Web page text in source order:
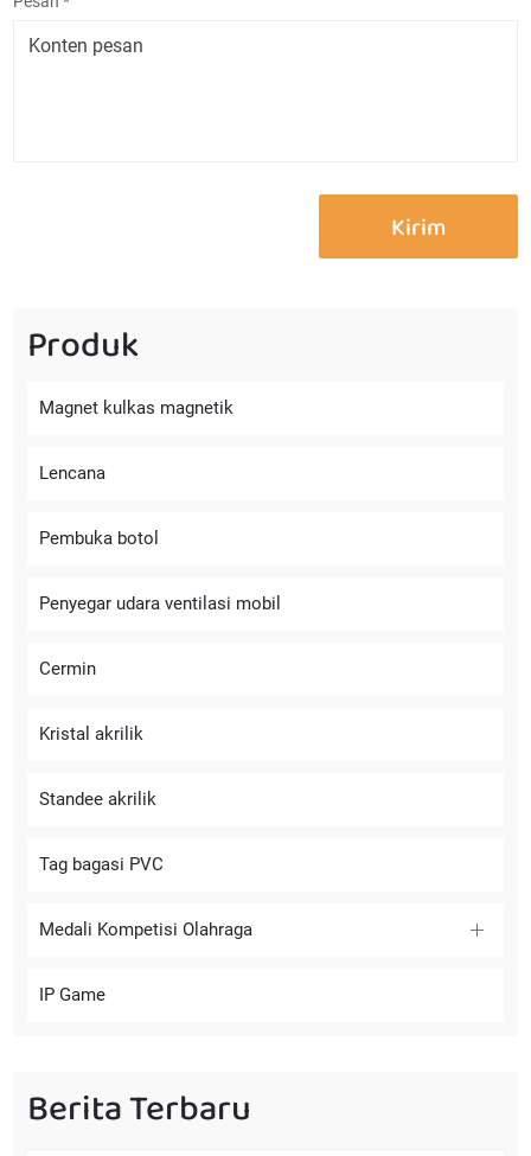
Produk
Magnet kulkas magnetik
Lencana
Pembuka botol
Penyegar udara ventilasi mobil
Cermin
Kristal akrilik
Standee akrilik
Tag bagasi PVC
Medali Kompetisi Olahraga
IP Game
Berita Terbaru